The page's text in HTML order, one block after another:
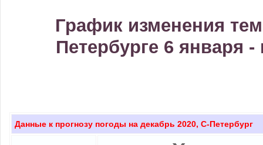
График изменения
Петербурге 6 января -
Данные к прогнозу погоды на декабрь 2020, С-Петербург